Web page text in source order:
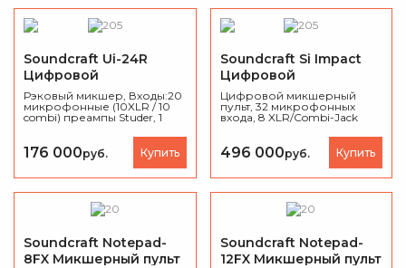
одновременно. Запись на
USB. Корпус 2U.
Soundcraft Ui-24R
Цифровой
микшерный пульт
Рэковый микшер, Входы:20
микрофонные (10XLR / 10
combi) преампы Studer, 1
небалансный, 2 Hi-Z
инструментальные с
моделированием
усилителей/кабинетов от
Digitech, Выходы: USB 32x32
запись и воспроизведение,
втроенный Wi-Fi -
управление до 10
Android, Linux без
дополнительного ПО,
эффекты и обработка
176 000руб. Купить
Soundcraft Si Impact
Цифровой
микшерный пульт
Цифровой микшерный
пульт, 32 микрофонных
входа, 8 XLR/Combi-Jack
инструментальных входов.
496 000руб. Купить
Soundcraft Notepad-
8FX Микшерный пульт
Soundcraft Notepad-
12FX Микшерный пульт